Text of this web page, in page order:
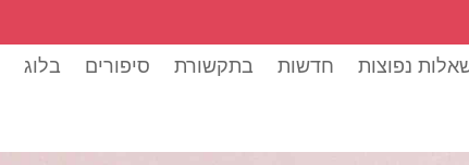
נפוצות חדשות בתקשורת סיפורים בלוג